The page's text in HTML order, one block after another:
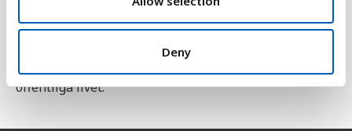
Deny
flickors ställning i samhället. Delmål 5.5 är att
"Tillförsäkra kvinnor fullt och faktiskt deltagande
och lika möjligheter till ledarskap på alla
beslutsnivåer i det politiska, ekonomiska och
offentliga livet."